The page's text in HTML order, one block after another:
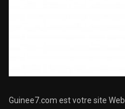
Guinee7.com est votre site